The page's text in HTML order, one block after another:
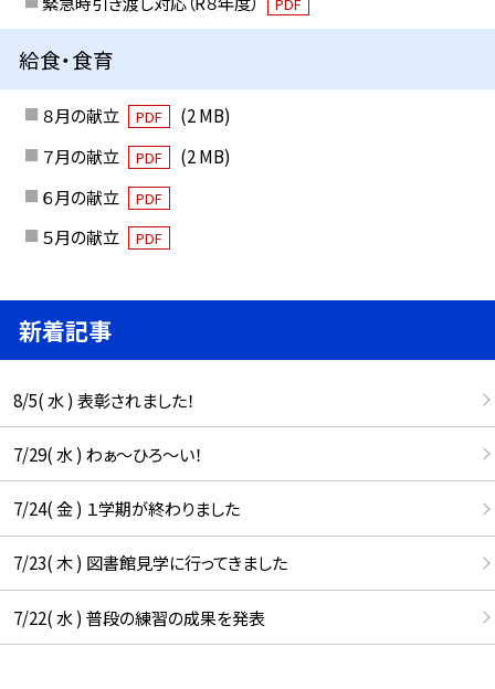
給食・食育
８月の献立 PDF
(2 MB)
７月の献立
PDF
(2 MB)
６月の献立
PDF
５月の献立 PDF
新着記事
8/5( 水 ) 表彰されました！
7/29( 水 ) わぁ～ひろ～い！
7/24( 金 ) １学期が終わりました
7/23( 木 ) 図書館見学に行ってきました
7/22( 水 ) 普段の練習の成果を発表